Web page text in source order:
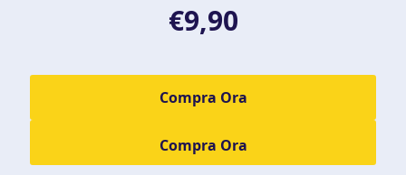
€9,90
Compra Ora